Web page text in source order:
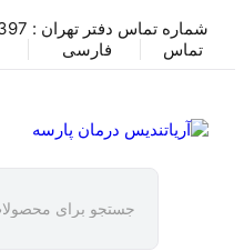
شماره تماس دفتر تهران : 02128428397
تماس
فارسی